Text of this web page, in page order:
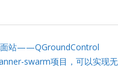
面站——QGroundControl
swarm项目，可以实现